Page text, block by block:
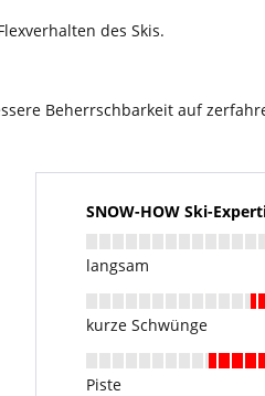
des Skis.
Beherrschbarkeit auf
SNOW-HOW Ski-
langsam
kurze Schwünge
Piste